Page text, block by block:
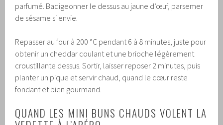
parfumé. Badigeonner le dessus au jaune d’œuf, parsemer
de sésame si envie.
Repasser au four à 200 °C pendant 6 à 8 minutes, juste pour
obtenir un cheddar coulant et une brioche légèrement
croustillante dessus. Sortir, laisser reposer 2 minutes, puis
planter un pique et servir chaud, quand le cœur reste
fondant et bien gourmand.
QUAND LES MINI BUNS CHAUDS VOLENT LA